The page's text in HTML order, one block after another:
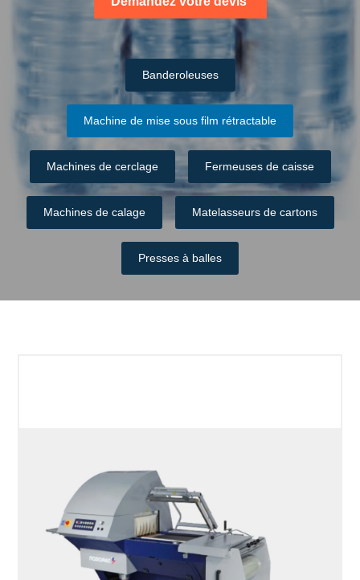
Banderoleuses
Machine de mise sous film rétractable
Machines de cerclage Fermeuses de caisse
Machines de calage Matelasseurs de cartons
Presses à balles